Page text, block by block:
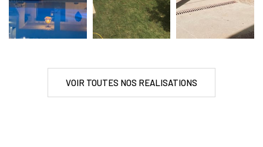
VOIR TOUTES NOS REALISATIONS